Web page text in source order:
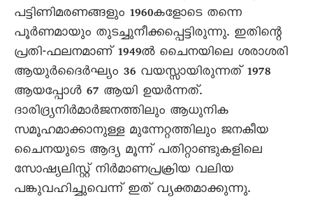
പട്ടിണിമരണങ്ങളും 1960കളോടെ തന്നെ
പൂർണമായും തുടച്ചുനീക്കപ്പെട്ടിരുന്നു. ഇതിന്റെ
പ്രതി-ഫലനമാണ് 1949ൽ ചെെനയിലെ ശരാശരി
ആയുർദെെർഘ്യം 36 വയസ്സായിരുന്നത് 1978
ആയപ്പോൾ 67 ആയി ഉയർന്നത്.
ദാരിദ്ര്യനിർമാർജനത്തിലും ആധുനിക
സമൂഹമാക്കാനുള്ള മുന്നേറ്റത്തിലും ജനകീയ
ചെെനയുടെ ആദ്യ മൂന്ന് പതിറ്റാണ്ടുകളിലെ
സോഷ്യലിസ്റ്റ് നിർമാണപ്രക്രിയ വലിയ
പങ്കുവഹിച്ചുവെന്ന് ഇത് വ്യക്തമാക്കുന്നു.